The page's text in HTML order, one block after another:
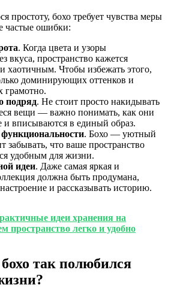
простоту, бохо требует чувства меры
частые ошибки:
. Когда цвета и узоры
вкуса, пространство кажется
хаотичным. Чтобы избежать этого,
доминирующих оттенков и
грамотно.
подряд. Не стоит просто накидывать
вещи — важно понимать, как они
и вписываются в единый образ.
. Бохо — уютный
забывать, что ваше пространство
удобным для жизни.
идеи. Даже самая яркая и
должна быть продумана,
и рассказывать историю.
идеи хранения на
пространство легко и удобно
так полюбился